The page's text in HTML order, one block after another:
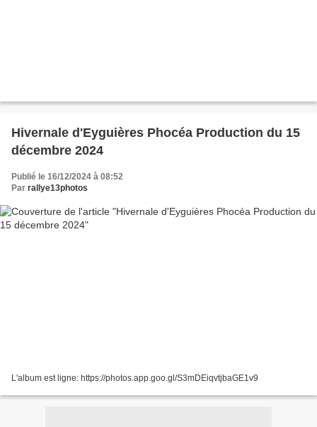
Hivernale d'Eyguières Phocéa Production du 15
décembre 2024
Publié le 16/12/2024 à 08:52
Par rallye13photos
L'album est ligne: https://photos.app.goo.gl/S3mDEiqvtjbaGE1v9